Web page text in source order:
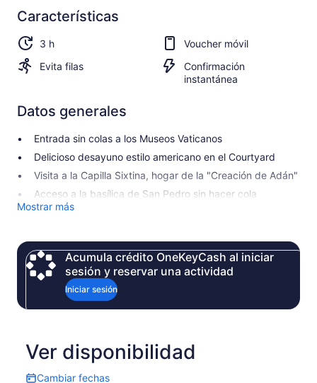
9.29.2 de 10
Magnífica
Ver 110
opiniones
Características
3 h
Voucher móvil
Evita filas
Confirmación
instantánea
Datos generales
Entrada sin colas a los Museos Vaticanos
Delicioso desayuno estilo americano en el Courtyard
Visita a la Capilla Sixtina, hogar de la "Creación de Adán"
Acceso a la basílica de San Pedro sin hacer cola
Mostrar más
Acumula crédito OneKeyCash al iniciar
sesión y reservar una actividad
Iniciar sesión
Ver disponibilidad
Cambiar fechas